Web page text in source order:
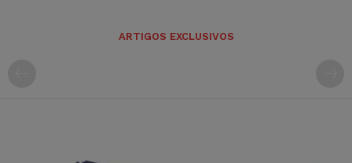
ARTIGOS EXCLUSIVOS